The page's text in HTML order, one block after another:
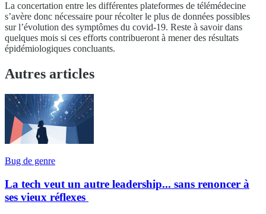
La concertation entre les différentes plateformes de télémédecine
s’avère donc nécessaire pour récolter le plus de données possibles
sur l’évolution des symptômes du covid-19. Reste à savoir dans
quelques mois si ces efforts contribueront à mener des résultats
épidémiologiques concluants.
Autres articles
Bug de genre
La tech veut un autre leadership... sans renoncer à
ses vieux réflexes